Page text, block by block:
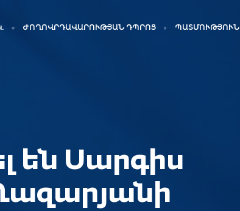
ԺՈՂՈՎՐԴԱՎԱՐՈՒԹՅԱՆ ԴՊՐՈՑ ՊԱՏՄՈՒԹՅՈՒՆ
են Սարգիս